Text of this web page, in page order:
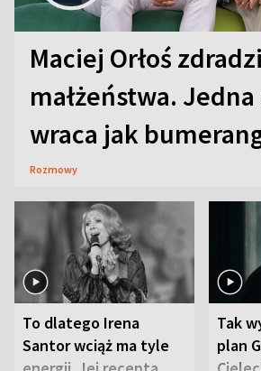
Maciej Orłoś
małżeństwa.
wraca jak
Rozmowy
To dlatego Irena
Santor wciąż ma tyle
Tak
plan